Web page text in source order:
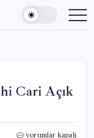
Cari Açık
Merkez
yorumlar kapalı